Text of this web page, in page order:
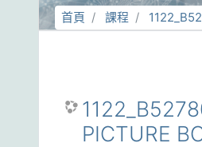
首頁 課程
PICTURE